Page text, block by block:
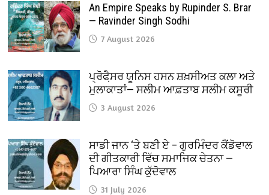
An Empire Speaks by Rupinder S. Brar
— Ravinder Singh Sodhi
7 August 2026
ਪ੍ਰੋਫੈ਼ਸਰ ਯੂਨਿਸ ਹਸਨ ਸ਼ਖ਼ਸੀਅਤ ਕਲਾ ਅਤੇ
ਮੁਲਾਕਾਤਾਂ— ਸਲੀਮ ਆਫ਼ਤਾਬ ਸਲੀਮ ਕਸੂਰੀ
3 August 2026
ਸਾਡੀ ਜਾਨ ‘ਤੇ ਬਣੀ ਏ – ਗੁਰਮਿੰਦਰ ਕੈਂਡੋਵਾਲ
ਦੀ ਗੀਤਕਾਰੀ ਵਿੱਚ ਸਮਾਜਿਕ ਚੇਤਨਾ —
ਪਿਆਰਾ ਸਿੰਘ ਕੁੱਦੋਵਾਲ
31 July 2026